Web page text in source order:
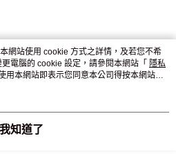
網站使用 cookie 方式之詳情，及若您不希
電腦的 cookie 設定，請參閱本網站「 隱私
用本網站即表示您同意本公司得按本網站使
我知道了